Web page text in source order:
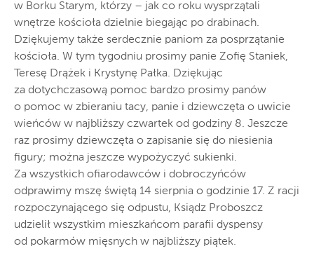
w Borku Starym, którzy – jak co roku wysprzątali
wnętrze kościoła dzielnie biegając po drabinach.
Dziękujemy także serdecznie paniom za posprzątanie
kościoła. W tym tygodniu prosimy panie Zofię Staniek,
Teresę Drążek i Krystynę Pałka. Dziękując
za dotychczasową pomoc bardzo prosimy panów
o pomoc w zbieraniu tacy, panie i dziewczęta o uwicie
wieńców w najbliższy czwartek od godziny 8. Jeszcze
raz prosimy dziewczęta o zapisanie się do niesienia
figury; można jeszcze wypożyczyć sukienki.
Za wszystkich ofiarodawców i dobroczyńców
odprawimy mszę świętą 14 sierpnia o godzinie 17. Z racji
rozpoczynającego się odpustu, Ksiądz Proboszcz
udzielił wszystkim mieszkańcom parafii dyspensy
od pokarmów mięsnych w najbliższy piątek.